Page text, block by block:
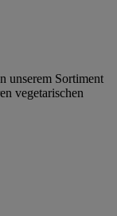
unserem Sortiment
vegetarischen